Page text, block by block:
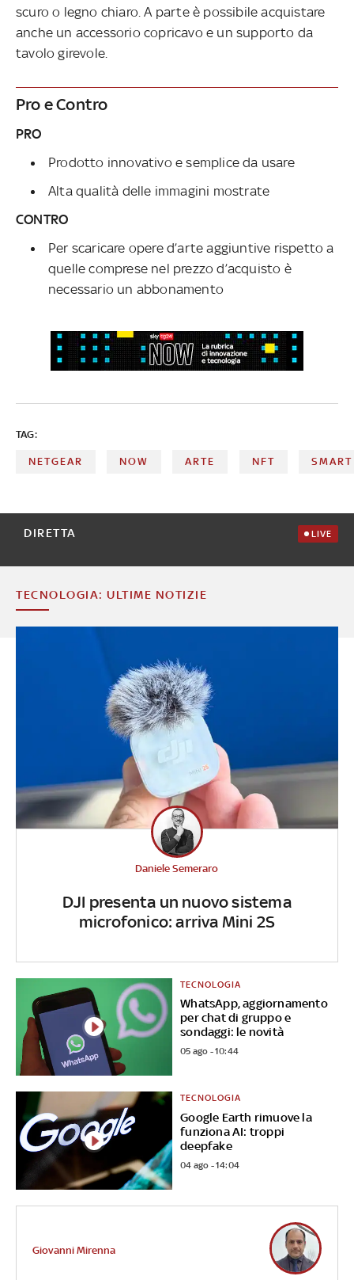
scuro o legno chiaro. A parte è possibile acquistare
anche un accessorio copricavo e un supporto da
tavolo girevole.
Pro e Contro
PRO
Prodotto innovativo e semplice da usare
Alta qualità delle immagini mostrate
CONTRO
Per scaricare opere d’arte aggiuntive rispetto a
quelle comprese nel prezzo d’acquisto è
necessario un abbonamento
TAG:
NETGEAR NOW ARTE NFT
DIRETTA LIVE
TECNOLOGIA: ULTIME NOTIZIE
DJI presenta un nuovo sistema
microfonico: arriva Mini 2S
Daniele Semeraro
WhatsApp, aggiornamento
per chat di gruppo e
sondaggi: le novità
TECNOLOGIA
05 ago - 10:44
Google Earth rimuove la
funziona AI: troppi
deepfake
TECNOLOGIA
04 ago - 14:04
Giovanni Mirenna